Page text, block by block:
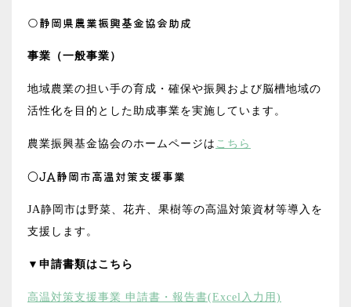
○静岡県農業振興基金協会助成
事業（一般事業）
地域農業の担い手の育成・確保や振興および脳槽地域の
活性化を目的とした助成事業を実施しています。
農業振興基金協会のホームページは こちら
〇JA静岡市高温対策支援事業
JA静岡市は野菜、花卉、果樹等の高温対策資材等導入を
支援します。
▼申請書類はこちら
高温対策支援事業 申請書・報告書(Excel入力用)